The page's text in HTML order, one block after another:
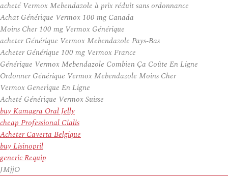
acheté Vermox Mebendazole à prix réduit sans ordonnance
Achat Générique Vermox 100 mg Canada
Moins Cher 100 mg Vermox Générique
acheter Générique Vermox Mebendazole Pays-Bas
Acheter Générique 100 mg Vermox France
Générique Vermox Mebendazole Combien Ça Coûte En Ligne
Ordonner Générique Vermox Mebendazole Moins Cher
Vermox Generique En Ligne
Acheté Générique Vermox Suisse
buy Kamagra Oral Jelly
cheap Professional Cialis
Acheter Caverta Belgique
buy Lisinopril
generic Requip
JMjjO